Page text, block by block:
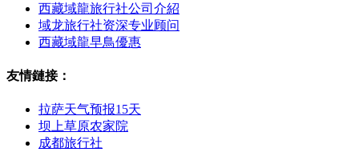
西藏域龍旅行社公司介紹
域龙旅行社资深专业顾问
西藏域龍早鳥優惠
友情鏈接：
拉萨天气预报15天
坝上草原农家院
成都旅行社